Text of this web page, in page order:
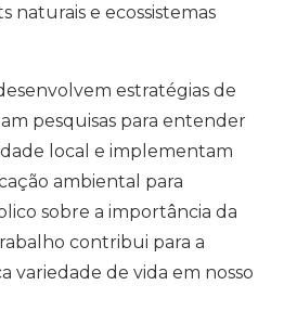
naturais e ecossistemas
estratégias de
pesquisas para entender
local e implementam
ambiental para
sobre a importância da
contribui para a
variedade de vida em nosso